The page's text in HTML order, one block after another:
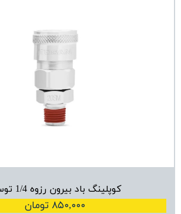
کوپلینگ باد بیرون رزوه 1/4 توسن
۸۵۰,۰۰۰ تومان